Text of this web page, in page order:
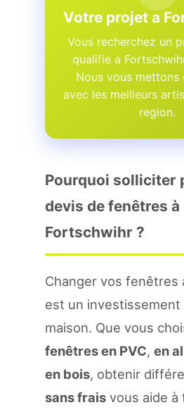
Votre projet a
Vous recherchez un
qualifie a
Nous vous mettons
avec les meilleurs
region.
Pourquoi solliciter
devis de fenêtres à
Fortschwihr ?
Changer vos fenêtres
est un
maison. Que vous
fenêtres en PVC, en
en bois, obtenir
sans frais vous aide à